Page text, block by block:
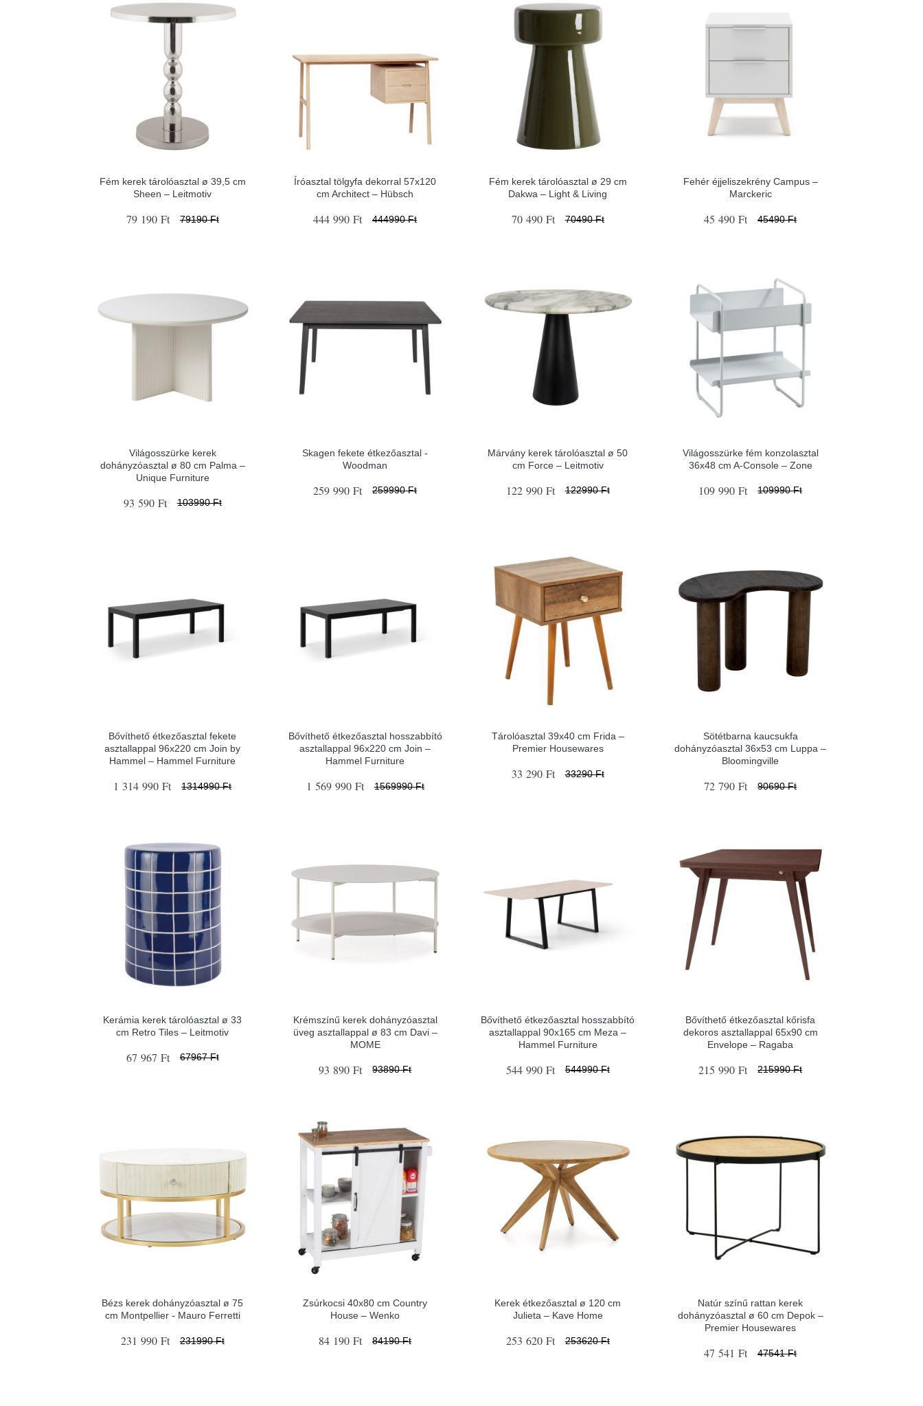
Fém kerek tárolóasztal ø 39,5 cm
Sheen – Leitmotiv
79 190 Ft 79190 Ft
Íróasztal tölgyfa dekorral 57x120
cm Architect – Hübsch
444 990 Ft 444990 Ft
Fém kerek tárolóasztal ø 29 cm
Dakwa – Light & Living
70 490 Ft 70490 Ft
Fehér éjjeliszekrény Campus –
Marckeric
45 490 Ft 45490 Ft
Világosszürke kerek
dohányzóasztal ø 80 cm Palma –
Unique Furniture
93 590 Ft 103990 Ft
Skagen fekete étkezőasztal -
Woodman
259 990 Ft 259990 Ft
Márvány kerek tárolóasztal ø 50
cm Force – Leitmotiv
122 990 Ft 122990 Ft
Világosszürke fém konzolasztal
36x48 cm A-Console – Zone
109 990 Ft 109990 Ft
Bővíthető étkezőasztal fekete
asztallappal 96x220 cm Join by
Hammel – Hammel Furniture
1 314 990 Ft 1314990 Ft
Bővíthető étkezőasztal hosszabbító
asztallappal 96x220 cm Join –
Hammel Furniture
1 569 990 Ft 1569990 Ft
Tárolóasztal 39x40 cm Frida –
Premier Housewares
33 290 Ft 33290 Ft
Sötétbarna kaucsukfa
dohányzóasztal 36x53 cm Luppa –
Bloomingville
72 790 Ft 90690 Ft
Kerámia kerek tárolóasztal ø 33
cm Retro Tiles – Leitmotiv
67 967 Ft 67967 Ft
Krémszínű kerek dohányzóasztal
üveg asztallappal ø 83 cm Davi –
MOME
93 890 Ft 93890 Ft
Bővíthető étkezőasztal hosszabbító
asztallappal 90x165 cm Meza –
Hammel Furniture
544 990 Ft 544990 Ft
Bővíthető étkezőasztal kőrisfa
dekoros asztallappal 65x90 cm
Envelope – Ragaba
215 990 Ft 215990 Ft
Bézs kerek dohányzóasztal ø 75
cm Montpellier - Mauro Ferretti
231 990 Ft 231990 Ft
Zsúrkocsi 40x80 cm Country
House – Wenko
84 190 Ft 84190 Ft
Kerek étkezőasztal ø 120 cm
Julieta – Kave Home
253 620 Ft 253620 Ft
Natúr színű rattan kerek
dohányzóasztal ø 60 cm Depok –
Premier Housewares
47 541 Ft 47541 Ft